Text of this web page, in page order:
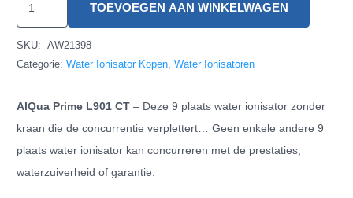
Prime
L901
CT
TOEVOEGEN AAN WINKELWAGEN
SKU:
AW21398
Categorie: Water Ionisator Kopen, Water Ionisatoren
AlQua Prime L901 CT – Deze 9 plaats water ionisator zonder
kraan die de concurrentie verplettert… Geen enkele andere 9
plaats water ionisator kan concurreren met de prestaties,
waterzuiverheid of garantie.